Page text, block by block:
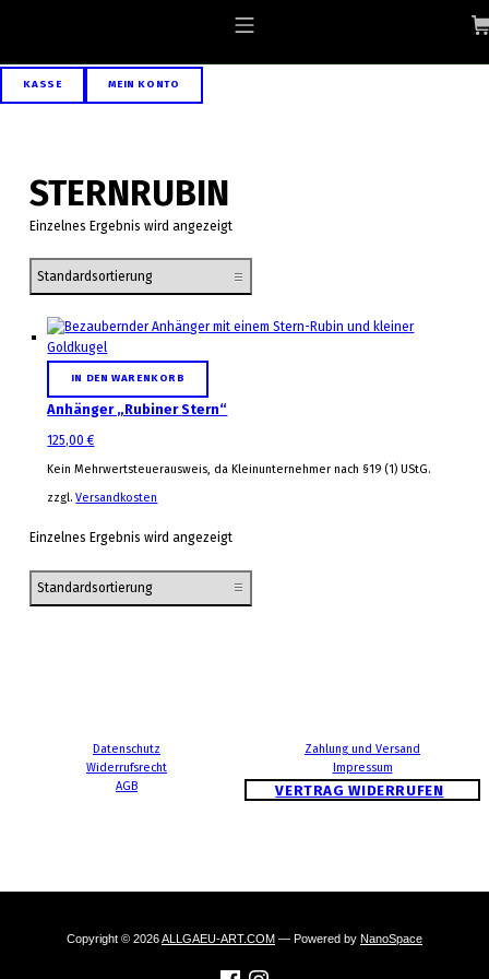
MOBILE MENU
KASSE MEIN KONTO
STERNRUBIN
Einzelnes Ergebnis wird angezeigt
List of products
IN DEN WARENKORB
Anhänger „Rubiner Stern“
125,00€
Kein Mehrwertsteuerausweis, da Kleinunternehmer nach §19 (1) UStG.
zzgl.Versandkosten
Einzelnes Ergebnis wird angezeigt
Datenschutz
Zahlung und Versand
Widerrufsrecht
Impressum
AGB
VERTRAG WIDERRUFEN
Copyright © 2026ALLGAEU-ART.COM — Powered by NanoSpace